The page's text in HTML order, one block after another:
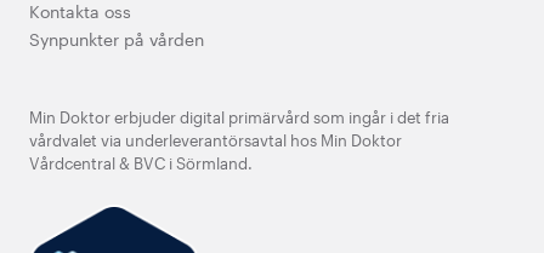
Kontakta oss
Synpunkter på vården
Min Doktor erbjuder digital primärvård som ingår i det fria
vårdvalet via underleverantörsavtal hos Min Doktor
Vårdcentral & BVC i Sörmland.